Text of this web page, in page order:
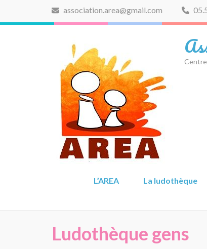
association.area@gmail.com
L’AREA La ludothèque
Ludothèque gens